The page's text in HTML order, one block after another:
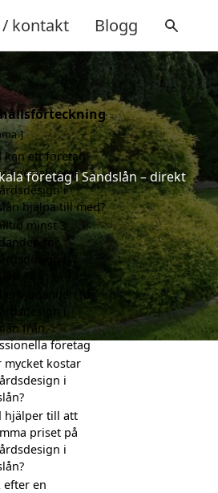
kontakt Blogg
företag i Sandslån – direkt
kan ett företag
specialiserat på
i
hjälpa till med?
minst 3
för
i
3 erbjudanden för
i
från
företag
mycket kostar
i
hjälper till att
priset på
i
efter en